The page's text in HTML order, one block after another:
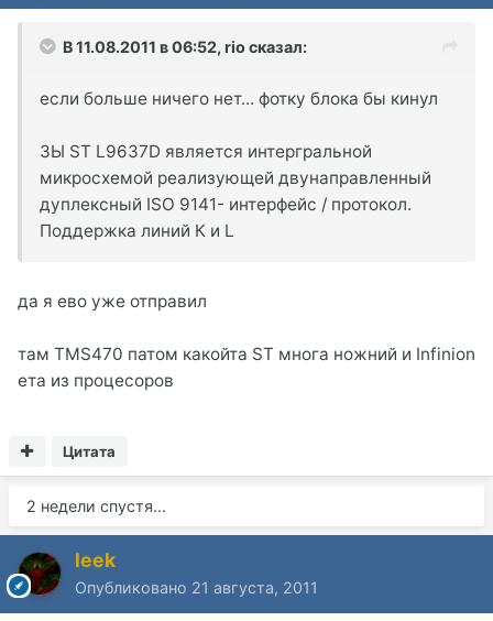
В 11.08.2011 в 06:52, rio сказал:
если больше ничего нет... фотку блока бы кинул
ЗЫ ST L9637D является интергральной
микросхемой реализующей двунаправленный
дуплексный ISO 9141- интерфейс / протокол.
Поддержка линий К и L
да я ево уже отправил
там TMS470 патом какойта ST многа ножний и Infinion
ета из процесоров
Цитата
2 недели спустя...
leek
Опубликовано 21 августа, 2011